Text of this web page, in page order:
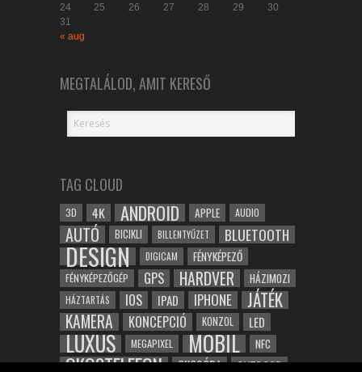
24
25 26 27 28 29
30
31
« aug
MEGTALÁLOD, AMIT KERESŐ
TAG CLOUD
3D 4K ANDROID APPLE AUDIO
AUTÓ BICIKLI BILLENTYŰZET BLUETOOTH
DESIGN DIGICAM FÉNYKÉPEZŐ
FÉNYKÉPEZŐGÉP GPS HARDVER HÁZIMOZI
HÁZTARTÁS IOS IPAD IPHONE JÁTÉK
KAMERA KONCEPCIÓ KONZOL LED
LUXUS MEGAPIXEL MOBIL NFC
OKOSTELEFON OKOSÓRA OUTDOOR